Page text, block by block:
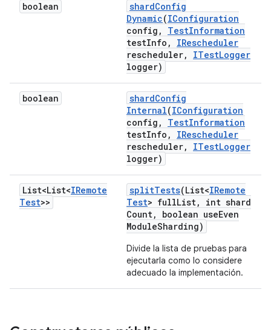
boolean shardConfig
Dynamic(IConfiguration
config , TestInformation
testInfo ,
IRescheduler
rescheduler, ITestLogger
logger)
boolean shardConfig
Internal(IConfiguration
config , TestInformation
testInfo ,
IRescheduler
rescheduler, ITestLogger
logger)
List<List<IRemote
Test>>
splitTests(List<IRemote
Test> fullList,
int shard
Count, boolean useEven
ModuleSharding)
Divide la lista de pruebas para
ejecutarla como lo considere
adecuado la implementación.